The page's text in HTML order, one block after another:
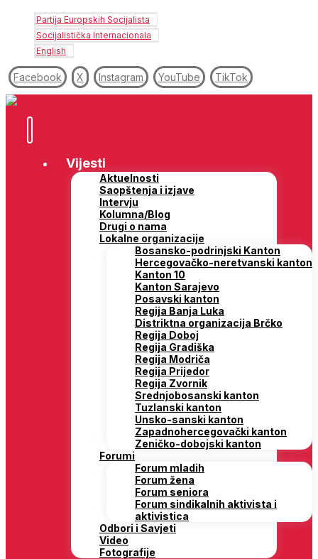
Partija Europskih Socijalista
Socijalistička Internacionala
English
Facebook X Instagram YouTube TikTok
Vijesti
Aktuelnosti
Saopštenja i izjave
Intervju
Kolumna/Blog
Drugi o nama
Lokalne organizacije
Bosansko-podrinjski Kanton
Hercegovačko-neretvanski kanton
Kanton 10
Kanton Sarajevo
Posavski kanton
Regija Banja Luka
Distriktna organizacija Brčko
Regija Doboj
Regija Gradiška
Regija Modriča
Regija Prijedor
Regija Zvornik
Srednjobosanski kanton
Tuzlanski kanton
Unsko-sanski kanton
Zapadnohercegovački kanton
Zeničko-dobojski kanton
Forumi
Forum mladih
Forum žena
Forum seniora
Forum sindikalnih aktivista i
aktivistica
Odbori i Savjeti
Video
Fotografije